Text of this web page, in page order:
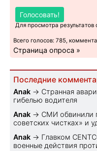
Голосовать!
Для просмотра
Всего голосов: 785,
Страница опроса »
Последние
Anak → Странная
гибелью водителя
Anak → СМИ обвинили
советских чистках» и
Anak → Главком
военные действия